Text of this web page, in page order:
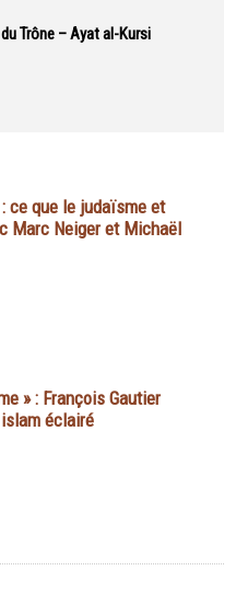
Trône – Ayat al-Kursi
ce que le judaïsme et
Marc Neiger et Michaël
» : François Gautier
éclairé